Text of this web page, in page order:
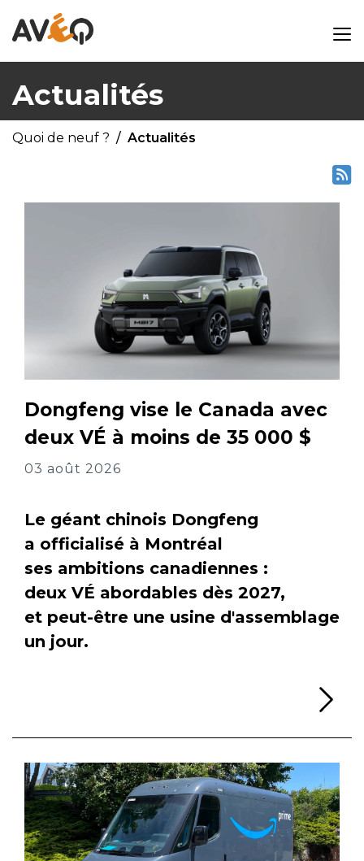
Actualités
Quoi de neuf ? Actualités
Dongfeng vise le Canada avec
deux VÉ à moins de 35 000 $
03 août 2026
Le géant chinois Dongfeng
a officialisé à Montréal
ses ambitions canadiennes :
deux VÉ abordables dès 2027,
et peut-être une usine d'assemblage
un jour.